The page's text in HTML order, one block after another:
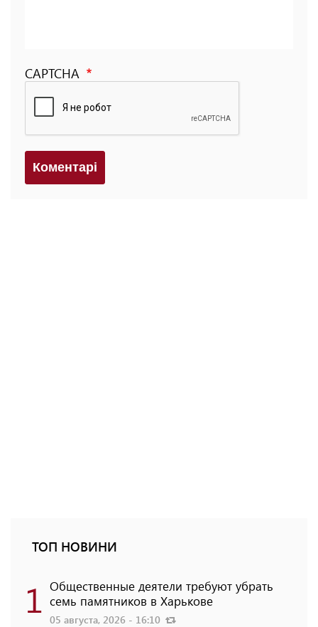
CAPTCHA
Коментарi
ТОП НОВИНИ
1 Общественные деятели требуют убрать
семь памятников в Харькове
05 августа, 2026 - 16:10